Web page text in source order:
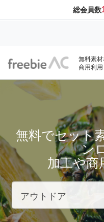
総会員数
無料素
商用利用
無料でセット
ン
加工や商